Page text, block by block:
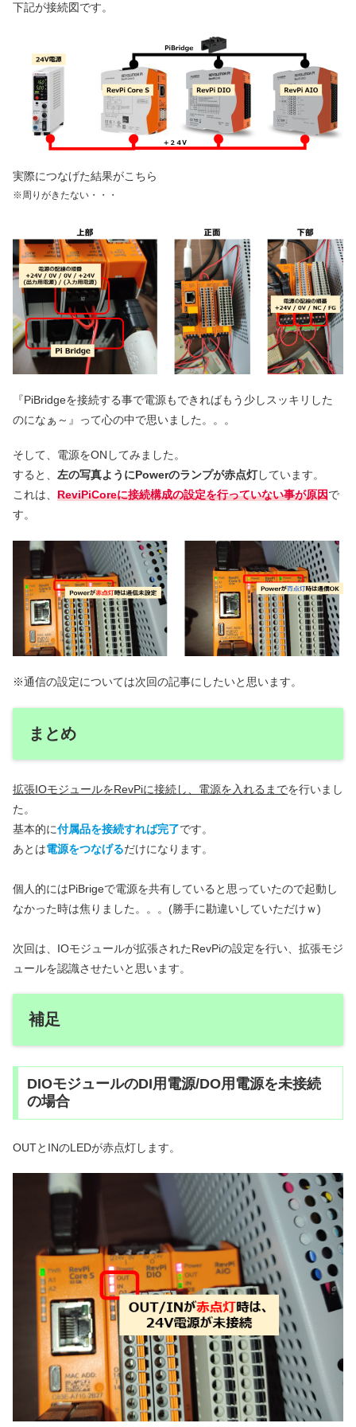
下記が接続図です。
実際につなげた結果がこちら
※周りがきたない・・・
『PiBridgeを接続する事で電源もできればもう少しスッキリした
のになぁ～』って心の中で思いました。。。
そして、電源をONしてみました。
すると、 左の写真ようにPowerのランプが赤点灯しています。
これは、 ReviPiCoreに接続構成の設定を行っていない事が原因で
す。
※通信の設定については次回の記事にしたいと思います。
まとめ
拡張IOモジュールをRevPiに接続し、電源を入れるまでを行いまし
た。
基本的に付属品を接続すれば完了です。
あとは電源をつなげるだけになります。
個人的にはPiBrigeで電源を共有していると思っていたので起動し
なかった時は焦りました。。。(勝手に勘違いしていただけｗ)
次回は、IOモジュールが拡張されたRevPiの設定を行い、拡張モジ
ュールを認識させたいと思います。
補足
DIOモジュールのDI用電源/DO用電源を未接続
の場合
OUTとINのLEDが赤点灯します。